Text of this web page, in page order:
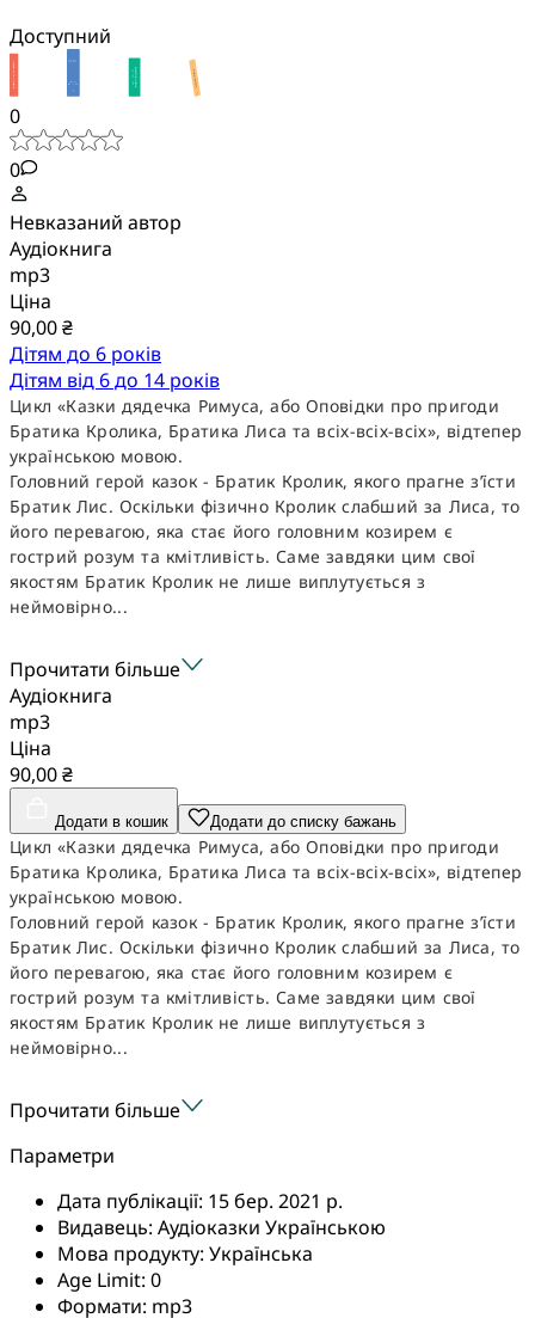
Доступний
0
0
Невказаний автор
Аудіокнига
mp3
Ціна
90,00 ₴
Дітям до 6 років
Дітям від 6 до 14 років
Цикл «Казки дядечка Римуса, або Оповідки про пригоди
Братика Кролика, Братика Лиса та всіх-всіх-всіх», відтепер
українською мовою.
Головний герой казок - Братик Кролик, якого прагне з’їсти
Братик Лис. Оскільки фізично Кролик слабший за Лиса, то
його перевагою, яка стає його головним козирем є
гострий розум та кмітливість. Саме завдяки цим свої
якостям Братик Кролик не лише виплутується з
неймовірно...
Прочитати більше
Аудіокнига
mp3
Ціна
90,00 ₴
Додати в кошик Додати до списку бажань
Цикл «Казки дядечка Римуса, або Оповідки про пригоди
Братика Кролика, Братика Лиса та всіх-всіх-всіх», відтепер
українською мовою.
Головний герой казок - Братик Кролик, якого прагне з’їсти
Братик Лис. Оскільки фізично Кролик слабший за Лиса, то
його перевагою, яка стає його головним козирем є
гострий розум та кмітливість. Саме завдяки цим свої
якостям Братик Кролик не лише виплутується з
неймовірно...
Прочитати більше
Параметри
Дата публікації: 15 бер. 2021 р.
Видавець: Аудіоказки Українською
Мова продукту: Українська
Age Limit: 0
Формати: mp3